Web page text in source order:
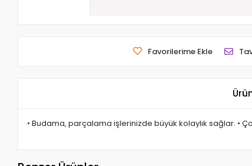
Favorilerime Ekle
• Budama, parçalama işlerinizde büyük kolaylık sağlar. •